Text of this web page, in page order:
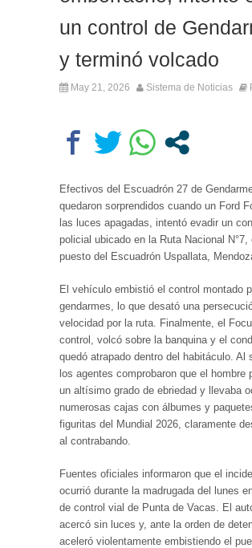
un control de
y terminó volcado
May 21, 2026 Sistema de Noticias
Efectivos del Escuadrón 27 de
quedaron sorprendidos cuando un Ford
las luces apagadas, intentó evadir un
policial ubicado en la Ruta Nacional N°7,
puesto del Escuadrón Uspallata,
El vehículo embistió el control montado
gendarmes, lo que desató una
velocidad por la ruta. Finalmente, el
control, volcó sobre la banquina y el
quedó atrapado dentro del habitáculo. Al
los agentes comprobaron que el hombre
un altísimo grado de ebriedad y llevaba
numerosas cajas con álbumes y
figuritas del Mundial 2026, claramente
al contrabando.
Fuentes oficiales informaron que el
ocurrió durante la madrugada del lunes
de control vial de Punta de Vacas. El
acercó sin luces y, ante la orden de
aceleró violentamente embistiendo el